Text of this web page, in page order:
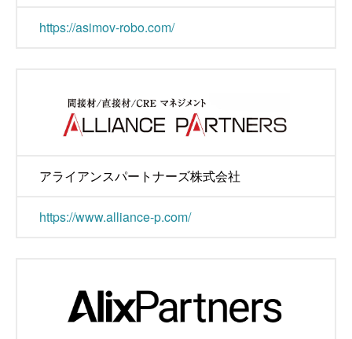
https://asimov-robo.com/
アライアンスパートナーズ株式会社
https://www.alliance-p.com/